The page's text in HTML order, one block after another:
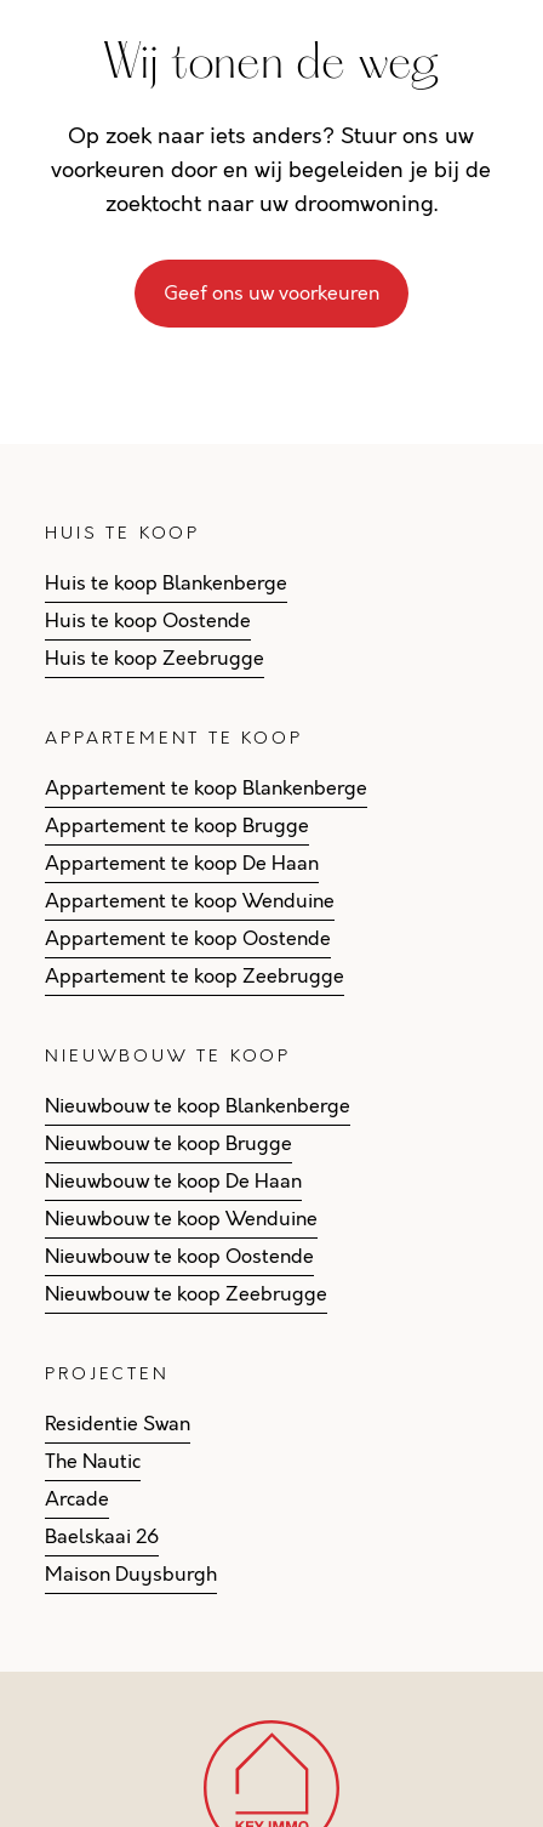
Wij tonen de weg
Op zoek naar iets anders? Stuur ons uw
voorkeuren door en wij begeleiden je bij de
zoektocht naar uw droomwoning.
Geef ons uw voorkeuren
HUIS TE KOOP
Huis te koop Blankenberge
Huis te koop Oostende
Huis te koop Zeebrugge
APPARTEMENT TE KOOP
Appartement te koop Blankenberge
Appartement te koop Brugge
Appartement te koop De Haan
Appartement te koop Wenduine
Appartement te koop Oostende
Appartement te koop Zeebrugge
NIEUWBOUW TE KOOP
Nieuwbouw te koop Blankenberge
Nieuwbouw te koop Brugge
Nieuwbouw te koop De Haan
Nieuwbouw te koop Wenduine
Nieuwbouw te koop Oostende
Nieuwbouw te koop Zeebrugge
PROJECTEN
Residentie Swan
The Nautic
Arcade
Baelskaai 26
Maison Duysburgh